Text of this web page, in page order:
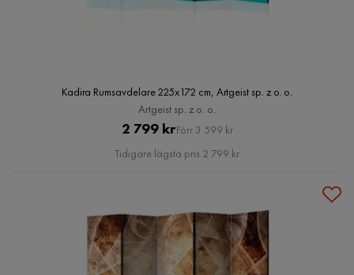
Kadira Rumsavdelare 225x172 cm, Artgeist sp. z o. o.
Artgeist sp. z o. o.
Pris
2 799 krOriginal
Pris
Förr 3 599 kr
Tidigare lägsta pris 2 799 kr